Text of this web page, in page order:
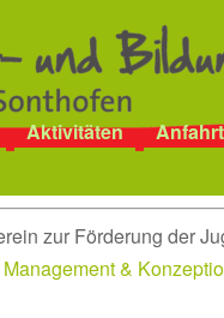
Aktivitäten
Anfahrt
zur Förderung der
&